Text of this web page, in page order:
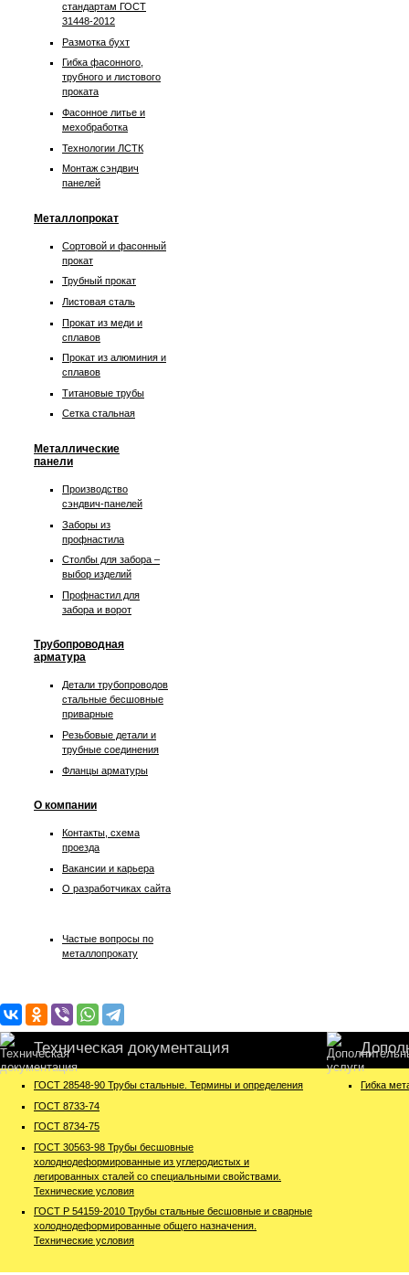
стандартам ГОСТ
31448-2012
Размотка бухт
Гибка фасонного,
трубного и листового
проката
Фасонное литье и
мехобработка
Технологии ЛСТК
Монтаж сэндвич
панелей
Металлопрокат
Сортовой и фасонный
прокат
Трубный прокат
Листовая сталь
Прокат из меди и
сплавов
Прокат из алюминия и
сплавов
Титановые трубы
Сетка стальная
Металлические
панели
Производство
сэндвич-панелей
Заборы из
профнастила
Столбы для забора –
выбор изделий
Профнастил для
забора и ворот
Трубопроводная
арматура
Детали трубопроводов
стальные бесшовные
приварные
Резьбовые детали и
трубные соединения
Фланцы арматуры
О компании
Контакты, схема
проезда
Вакансии и карьера
О разработчиках сайта
Частые вопросы по
металлопрокату
Техническая документация
ГОСТ 28548-90 Трубы стальные. Термины и определения
ГОСТ 8733-74
ГОСТ 8734-75
ГОСТ 30563-98 Трубы бесшовные
холоднодеформированные из углеродистых и
легированных сталей со специальными свойствами.
Технические условия
ГОСТ Р 54159-2010 Трубы стальные бесшовные и сварные
холоднодеформированные общего назначения.
Технические условия
Гибка